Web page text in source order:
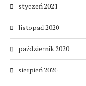
styczeń 2021
listopad 2020
październik 2020
sierpień 2020